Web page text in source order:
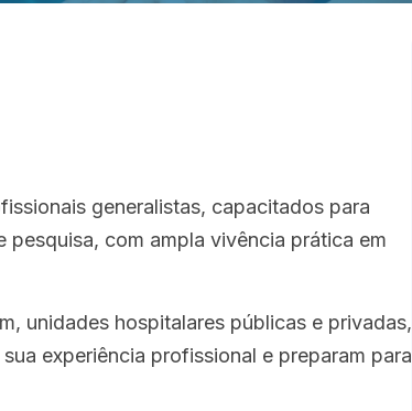
generalistas, capacitados para
com ampla vivência prática em
unidades hospitalares públicas e privadas,
experiência profissional e preparam para